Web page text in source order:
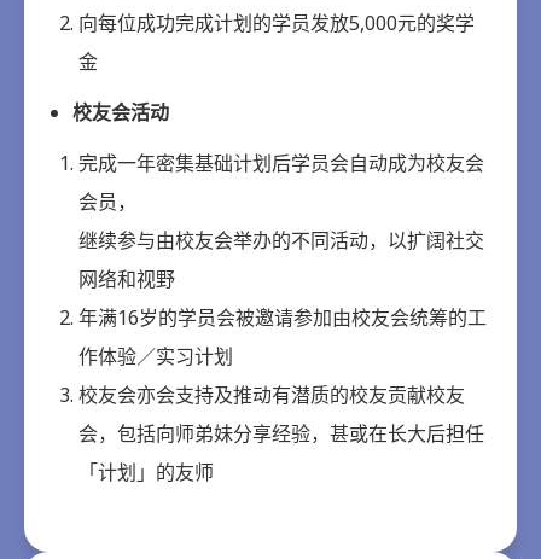
向每位成功完成计划的学员发放5,000元的奖学
金
校友会活动
完成一年密集基础计划后学员会自动成为校友会
会员，
继续参与由校友会举办的不同活动，以扩阔社交
网络和视野
年满16岁的学员会被邀请参加由校友会统筹的工
作体验／实习计划
校友会亦会支持及推动有潜质的校友贡献校友
会，包括向师弟妹分享经验，甚或在长大后担任
「计划」的友师‍